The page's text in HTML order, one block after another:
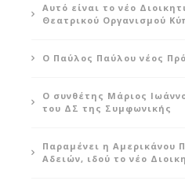
Αυτό είναι το νέο
Θεατρικού Οργανισμού
Ο Παύλος Παύλου νέος
Ο συνθέτης Μάριος
του ΔΣ της Συμφωνικής
Παραμένει η Αμερικάνου
Αδειών, ιδού το νέο